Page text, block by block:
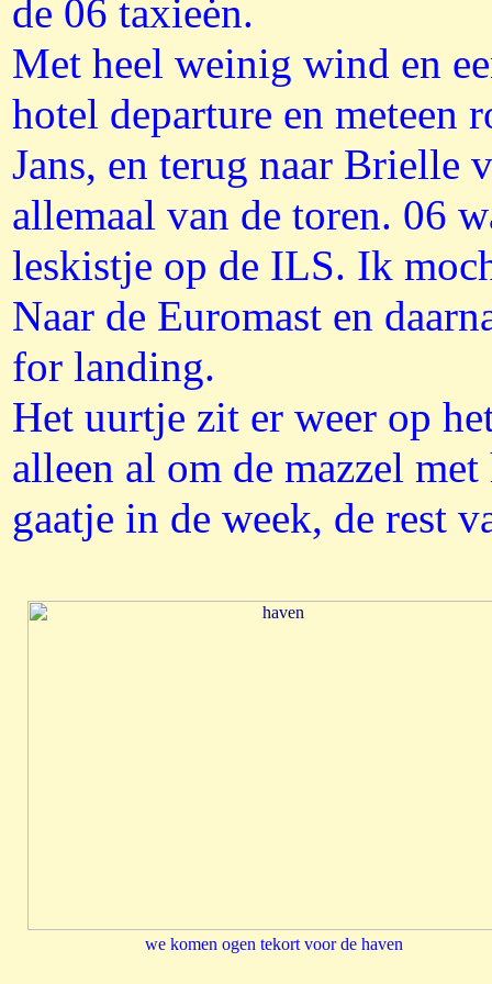
de 06 taxieėn.
Met heel weinig wind en
hotel departure en meteen
Jans, en terug naar Brielle
allemaal van de toren. 06
leskistje op de ILS. Ik
Naar de Euromast en
for landing.
Het uurtje zit er weer op
alleen al om de mazzel
gaatje in de week, de rest
we komen ogen tekort voor de haven